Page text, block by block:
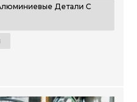
спектр
независимо от
Детали С